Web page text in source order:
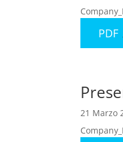
PDF
21 Marzo